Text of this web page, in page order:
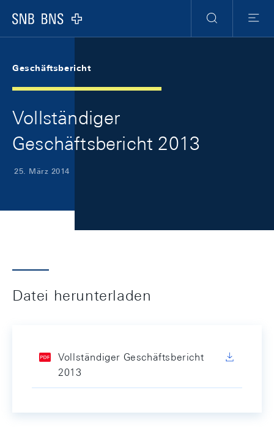
Logo
Suche
Menu
Geschäftsbericht
Vollständiger
Geschäftsbericht 2013
25. März 2014
Datei herunterladen
Vollständiger Geschäftsbericht
2013